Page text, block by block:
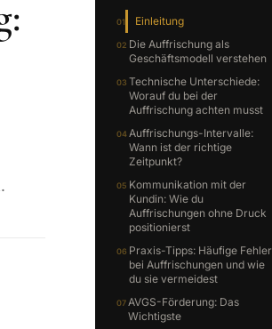
Einleitung
Die Auffrischung als
Geschäftsmodell verstehen
Technische Unterschiede:
Worauf du bei der
Auffrischung achten musst
Auffrischungs-Intervalle:
Wann ist der richtige
Zeitpunkt?
Kommunikation mit der
Kundin: Wie du
Auffrischungen ohne Druck
positionierst
Praxis-Tipps: Häufige Fehler
bei Auffrischungen und wie
du sie vermeidest
AVGS-Förderung: Das
Wichtigste